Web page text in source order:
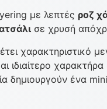
με λεπτές ροζ
σε χρυσή
χαρακτηριστικό
ιδιαίτερο
δημιουργούν ένα